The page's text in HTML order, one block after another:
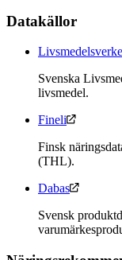
Datakällor
Svenska
livsmedel.
Fineli
Finsk
(THL).
Dabas
Svensk